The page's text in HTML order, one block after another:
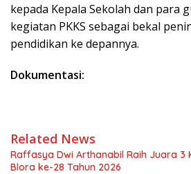
kepada Kepala Sekolah dan para
kegiatan PKKS sebagai bekal
pendidikan ke depannya.
Dokumentasi:
Related News
Raffasya Dwi Arthanabil Raih Juara 3
Blora ke-28 Tahun 2026